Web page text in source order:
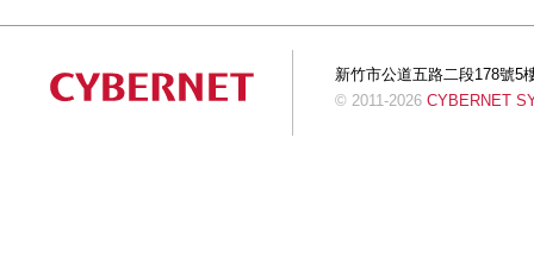
新竹市公道五路二段178號5
© 2011-2026 CYBERNET